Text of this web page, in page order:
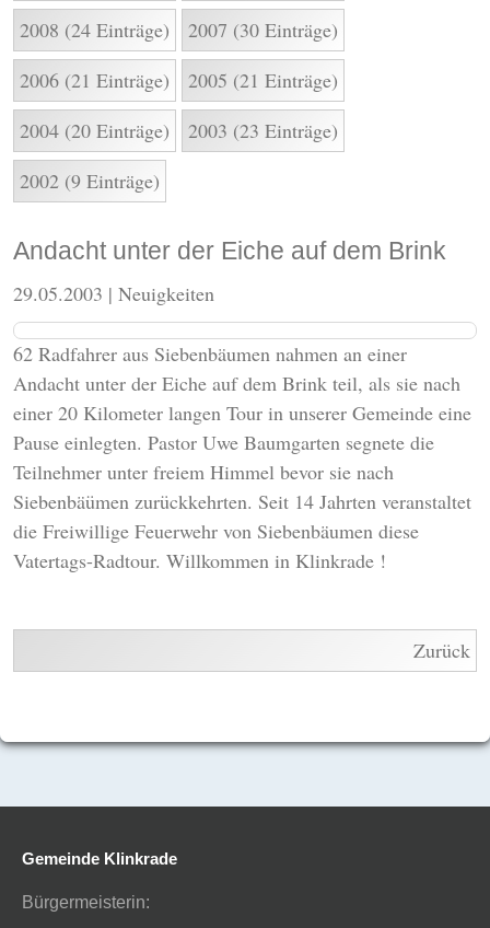
2008 (24 Einträge)
2007 (30 Einträge)
2006 (21 Einträge)
2005 (21 Einträge)
2004 (20 Einträge)
2003 (23 Einträge)
2002 (9 Einträge)
Andacht unter der Eiche auf dem Brink
29.05.2003 | Neuigkeiten
62 Radfahrer aus Siebenbäumen nahmen an einer
Andacht unter der Eiche auf dem Brink teil, als sie nach
einer 20 Kilometer langen Tour in unserer Gemeinde eine
Pause einlegten. Pastor Uwe Baumgarten segnete die
Teilnehmer unter freiem Himmel bevor sie nach
Siebenbäümen zurückkehrten. Seit 14 Jahrten veranstaltet
die Freiwillige Feuerwehr von Siebenbäumen diese
Vatertags-Radtour. Willkommen in Klinkrade !
Zurück
Gemeinde Klinkrade
Bürgermeisterin: